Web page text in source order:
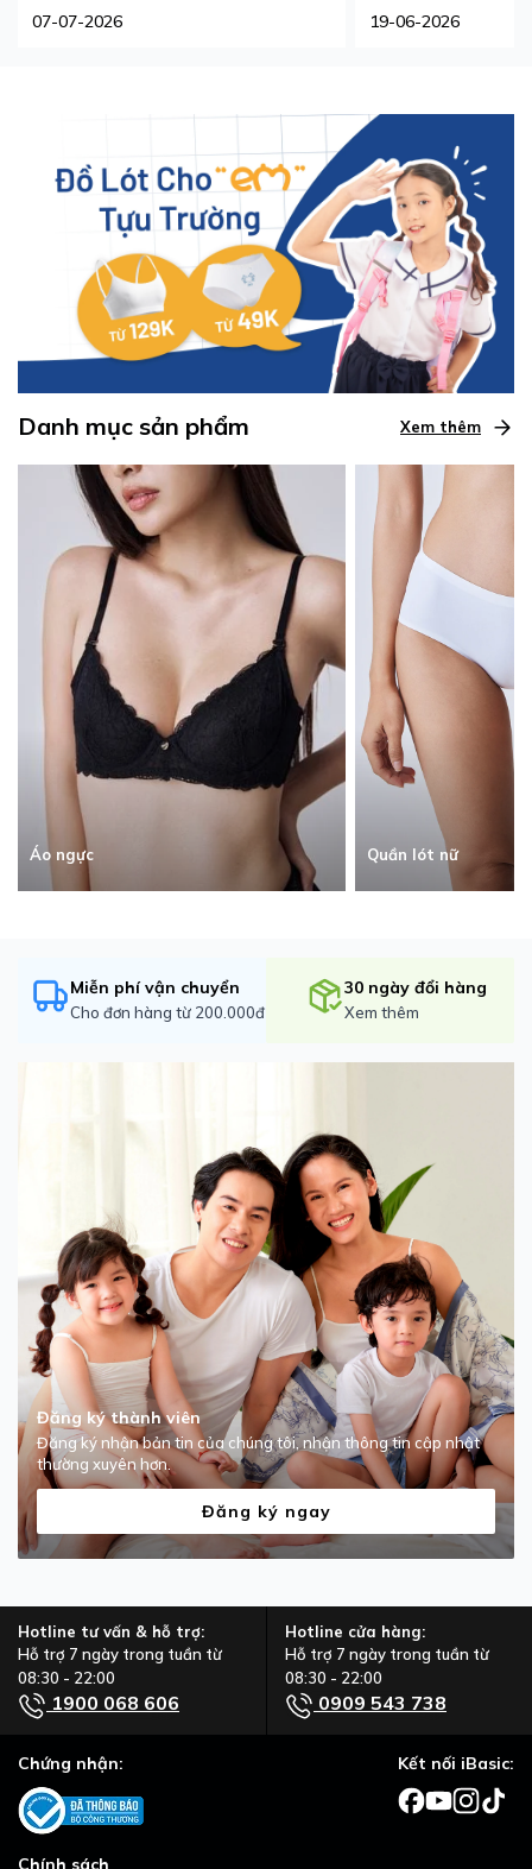
07-07-2026
19-06-2026
Danh mục sản phẩm Xem thêm
Áo ngực Quần lót nữ
Miễn phí vận chuyển
Cho đơn hàng từ 200.000đ
30 ngày đổi hàng
Xem thêm
Đăng ký thành viên
Đăng ký nhận bản tin của chúng tôi, nhận thông tin cập nhật
thường xuyên hơn.
Đăng ký ngay
Hotline tư vấn & hỗ trợ:
Hỗ trợ 7 ngày trong tuần từ
08:30 - 22:00
1900 068 606
Hotline cửa hàng:
Hỗ trợ 7 ngày trong tuần từ
08:30 - 22:00
0909 543 738
Chính sách
Chứng nhận: Kết nối iBasic: